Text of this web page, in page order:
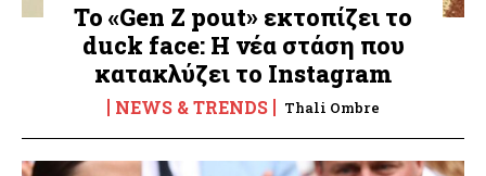
Το «Gen Z pout» εκτοπίζει το
duck face: Η νέα στάση που
κατακλύζει το Instagram
NEWS & TRENDS Thali Ombre